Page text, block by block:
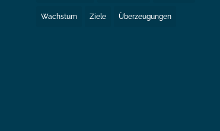
Wachstum Ziele Überzeugungen